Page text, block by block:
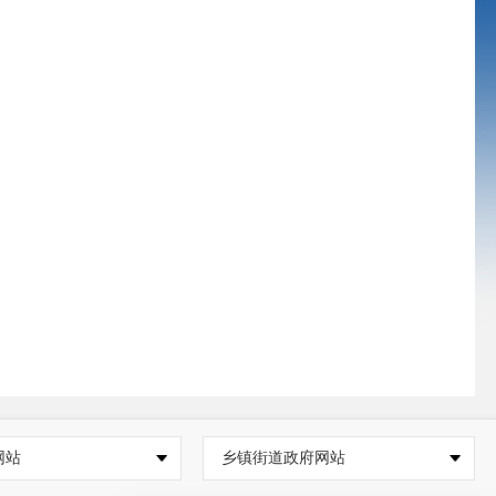
站 乡镇街道政府网站